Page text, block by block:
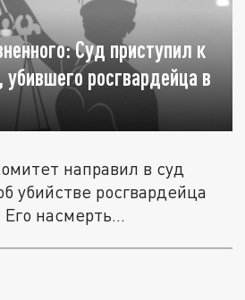
Суд приступил к
росгвардейца в
направил в суд
убийстве росгвардейца
насмерть...